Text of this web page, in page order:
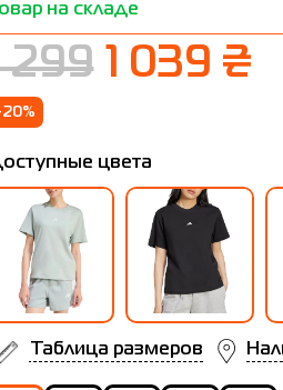
на складе
299 1 039 ₴
цвета
Таблица размеров